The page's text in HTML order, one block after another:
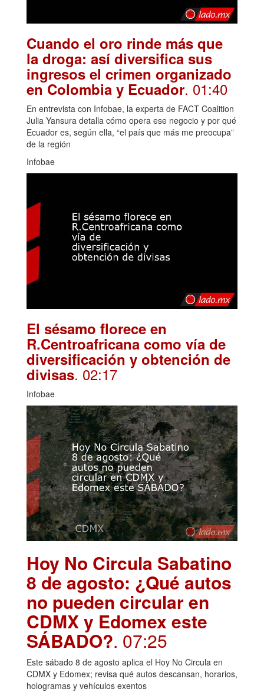
Cuando el oro rinde más que
la droga: así diversifica sus
ingresos el crimen organizado
en Colombia y Ecuador. 01:40
En entrevista con Infobae, la experta de FACT Coalition
Julia Yansura detalla cómo opera ese negocio y por qué
Ecuador es, según ella, “el país que más me preocupa”
de la región
Infobae
El sésamo florece en
R.Centroafricana como vía de
diversificación y obtención de
divisas. 02:17
Infobae
Hoy No Circula Sabatino
8 de agosto: ¿Qué autos
no pueden circular en
CDMX y Edomex este
SÁBADO?. 07:25
Este sábado 8 de agosto aplica el Hoy No Circula en
CDMX y Edomex; revisa qué autos descansan, horarios,
hologramas y vehículos exentos